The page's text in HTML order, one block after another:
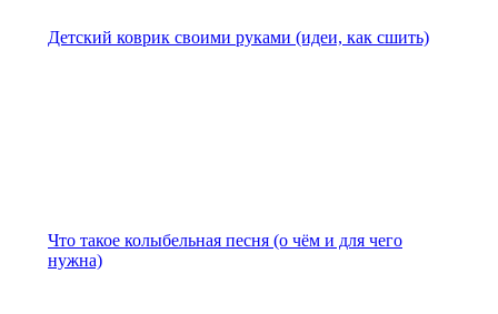
Детский коврик своими руками (идеи, как сшить)
Что такое колыбельная песня (о чём и для чего
нужна)